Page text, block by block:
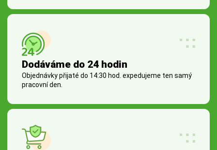
Dodáváme do 24 hodin
Objednávky přijaté do 14:30 hod. expedujeme ten samý
pracovní den.